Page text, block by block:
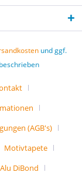
und ggf.
(AGB's)
Motivtapete
DiBond